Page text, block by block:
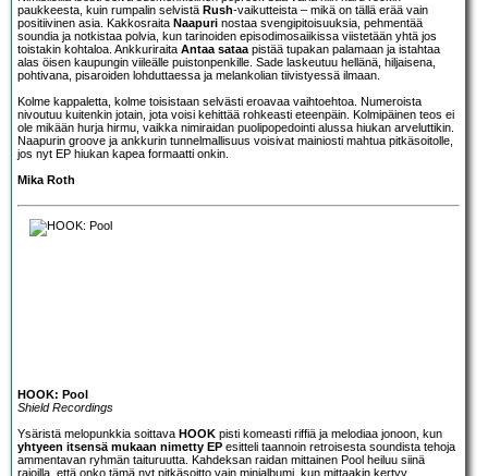
paukkeesta, kuin rumpalin selvistä Rush-vaikutteista – mikä on tällä erää vain
positiivinen asia. Kakkosraita Naapuri nostaa svengipitoisuuksia, pehmentää
soundia ja notkistaa polvia, kun tarinoiden episodimosaiikissa viistetään yhtä jos
toistakin kohtaloa. Ankkuriraita Antaa sataa pistää tupakan palamaan ja istahtaa
alas öisen kaupungin viileälle puistonpenkille. Sade laskeutuu hellänä, hiljaisena,
pohtivana, pisaroiden lohduttaessa ja melankolian tiivistyessä ilmaan.
Kolme kappaletta, kolme toisistaan selvästi eroavaa vaihtoehtoa. Numeroista
nivoutuu kuitenkin jotain, jota voisi kehittää rohkeasti eteenpäin. Kolmipäinen teos ei
ole mikään hurja hirmu, vaikka nimiraidan puolipopedointi alussa hiukan arveluttikin.
Naapurin groove ja ankkurin tunnelmallisuus voisivat mainiosti mahtua pitkäsoitolle,
jos nyt EP hiukan kapea formaatti onkin.
Mika Roth
HOOK: Pool
Shield Recordings
Ysäristä melopunkkia soittava HOOK pisti komeasti riffiä ja melodiaa jonoon, kun
yhtyeen itsensä mukaan nimetty EP esitteli taannoin retroisesta soundista tehoja
ammentavan ryhmän taituruutta. Kahdeksan raidan mittainen Pool heiluu siinä
rajoilla, että onko tämä nyt pitkäsoitto vain minialbumi, kun mittaakin kertyy